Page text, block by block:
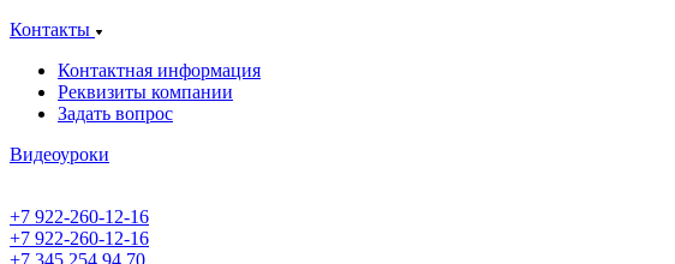
Контакты
Контактная информация
Реквизиты компании
Задать вопрос
Видеоуроки
+7 922-260-12-16
+7 922-260-12-16
+7 345 254 94 70